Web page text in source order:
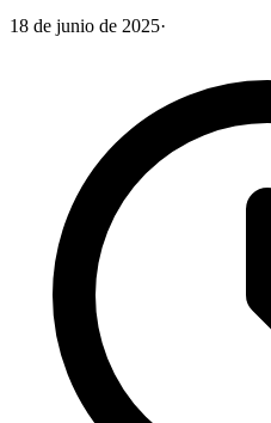
18 de junio de 2025·